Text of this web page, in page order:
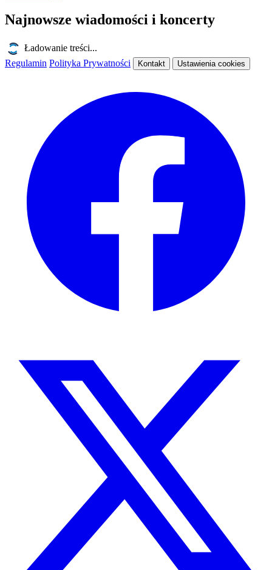
Najnowsze wiadomości i koncerty
Ładowanie treści...
Regulamin Polityka Prywatności Kontakt Ustawienia cookies